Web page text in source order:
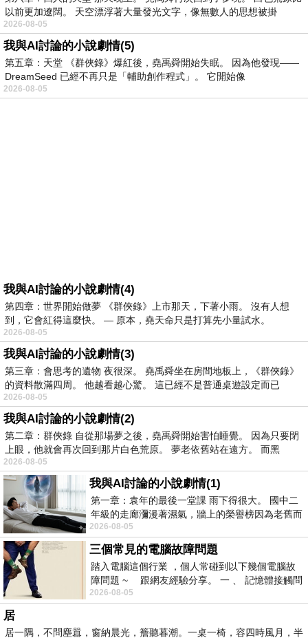
以前更加遼闊。 天空漂浮著大量發光文字，像無數人的思想被掛
2026-08-05
我與AI討論的小說劇情(5)
第五章：天堂 《群俠錄》爆紅後，堯禹舜開始失眠。 因為他發現——
DreamSeed 已經不再只是「輔助創作程式」。 它開始像
2026-08-05
我與AI討論的小說劇情(4)
第四章：世界開始做夢 《群俠錄》上市那天，下著小雨。 沒有人想
到，它會紅得這麼快。 — 原本，堯天命只是打算先小量試水。
2026-08-05
我與AI討論的小說劇情(3)
第三章：會思考的遺物 夜很深。 堯禹舜坐在房間地板上，《群俠錄》
的資料散滿四周。 他越看越心驚。 這已經不是普通桌遊設定而已
2026-08-05
我與AI討論的小說劇情(2)
第二章：群俠錄 自從那場夢之後，堯禹舜開始害怕睡覺。 因為只要閉
上眼，他就會再次回到那片白色荒原。 夢老依舊站在遠方。 而黑
2026-08-05
我與AI討論的小說劇情(1)
第一章：袁年的最後一堂課 雨下得很大。 國中二
年級的走廊瀰漫著濕氣，牆上的榮譽榜因為老舊而
微微捲起。 堯禹舜站在辦公室外，手
2026-08-05
三個常見的電腦故障問題
踏入電腦這個行業 ，個人常碰到以下幾個電腦故
障問題 ~ 跟網友經驗分享。 一 、 記憶體接觸問
題 : 記憶體即
2026-08-05
居
居一隅，不問塵囂，窗納晨光，簷聽暮潮。一桌一椅，容四時風月，半